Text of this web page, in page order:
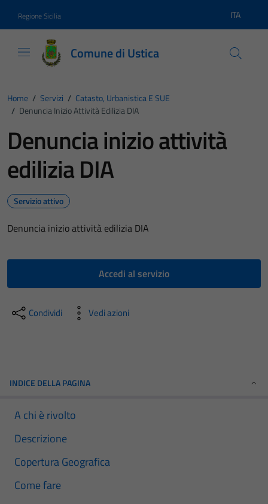
Regione Sicilia Lingua
ITA
Comune di Ustica
Home / Servizi / Catasto, Urbanistica E SUE
/ Denuncia Inizio Attività Edilizia DIA
Denuncia inizio attività
edilizia DIA
Servizio attivo
Denuncia inizio attività edilizia DIA
Accedi al servizio
Condividi Vedi azioni
INDICE DELLA PAGINA
A chi è rivolto
Descrizione
Copertura Geografica
Come fare